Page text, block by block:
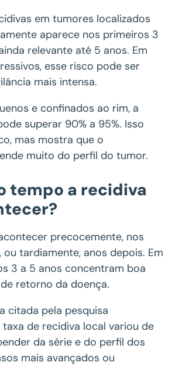
em tumores localizados
aparece nos primeiros 3
relevante até 5 anos. Em
esse risco pode ser
mais intensa.
e confinados ao rim, a
superar 90% a 95%. Isso
mas mostra que o
muito do perfil do tumor.
tempo a recidiva
precocemente, nos
ou tardiamente, anos depois. Em
3 a 5 anos concentram boa
retorno da doença.
citada pela pesquisa
de recidiva local variou de
da série e do perfil dos
mais avançados ou